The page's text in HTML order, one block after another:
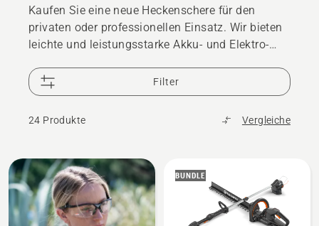
Kaufen Sie eine neue Heckenschere für den
privaten oder professionellen Einsatz. Wir bieten
leichte und leistungsstarke Akku- und Elektro-
Stabheckenscheren.
Filter
24 Produkte Vergleiche
Alle
Produkte
BUNDLE